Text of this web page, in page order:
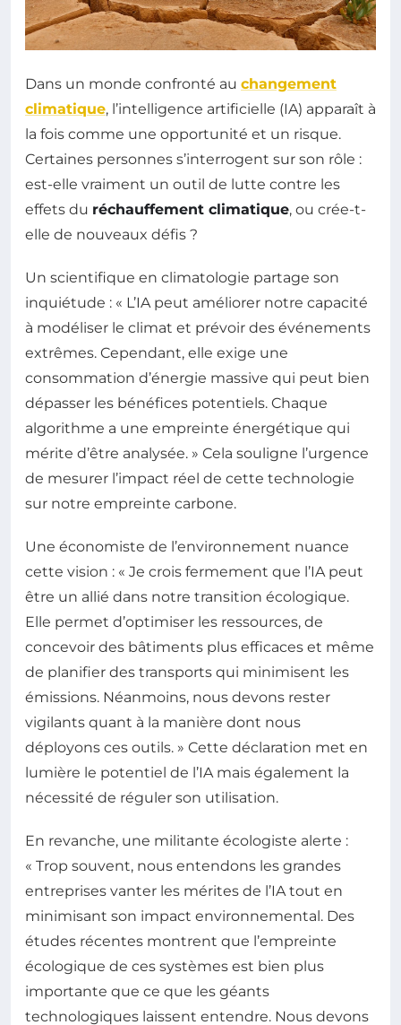
Dans un monde confronté au changement
climatique, l’intelligence artificielle (IA) apparaît à
la fois comme une opportunité et un risque.
Certaines personnes s’interrogent sur son rôle :
est-elle vraiment un outil de lutte contre les
effets du réchauffement climatique, ou crée-t-
elle de nouveaux défis ?
Un scientifique en climatologie partage son
inquiétude : « L’IA peut améliorer notre capacité
à modéliser le climat et prévoir des événements
extrêmes. Cependant, elle exige une
consommation d’énergie massive qui peut bien
dépasser les bénéfices potentiels. Chaque
algorithme a une empreinte énergétique qui
mérite d’être analysée. » Cela souligne l’urgence
de mesurer l’impact réel de cette technologie
sur notre empreinte carbone.
Une économiste de l’environnement nuance
cette vision : « Je crois fermement que l’IA peut
être un allié dans notre transition écologique.
Elle permet d’optimiser les ressources, de
concevoir des bâtiments plus efficaces et même
de planifier des transports qui minimisent les
émissions. Néanmoins, nous devons rester
vigilants quant à la manière dont nous
déployons ces outils. » Cette déclaration met en
lumière le potentiel de l’IA mais également la
nécessité de réguler son utilisation.
En revanche, une militante écologiste alerte :
« Trop souvent, nous entendons les grandes
entreprises vanter les mérites de l’IA tout en
minimisant son impact environnemental. Des
études récentes montrent que l’empreinte
écologique de ces systèmes est bien plus
importante que ce que les géants
technologiques laissent entendre. Nous devons